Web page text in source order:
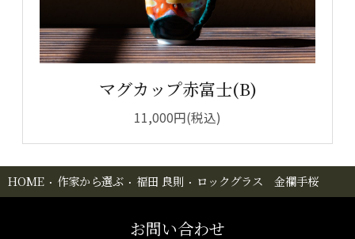
マグカップ赤富士(B)
11,000円(税込)
HOME 作家から選ぶ 福田 良則 ロックグラス 金襴手桜
お問い合わせ